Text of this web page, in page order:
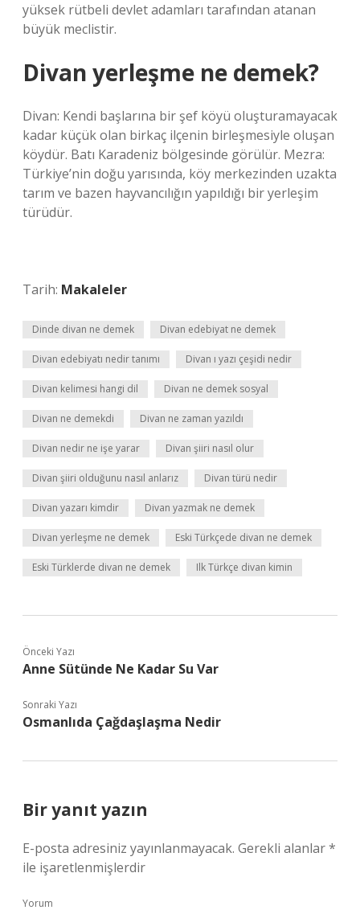
yüksek rütbeli devlet adamları tarafından atanan
büyük meclistir.
Divan yerleşme ne demek?
Divan: Kendi başlarına bir şef köyü oluşturamayacak
kadar küçük olan birkaç ilçenin birleşmesiyle oluşan
köydür. Batı Karadeniz bölgesinde görülür. Mezra:
Türkiye’nin doğu yarısında, köy merkezinden uzakta
tarım ve bazen hayvancılığın yapıldığı bir yerleşim
türüdür.
Tarih: Makaleler
Dinde divan ne demek Divan edebiyat ne demek
Divan edebiyatı nedir tanımı Divan ı yazı çeşidi nedir
Divan kelimesi hangi dil Divan ne demek sosyal
Divan ne demekdi Divan ne zaman yazıldı
Divan nedir ne işe yarar Divan şiiri nasıl olur
Divan şiiri olduğunu nasıl anlarız Divan türü nedir
Divan yazarı kimdir Divan yazmak ne demek
Divan yerleşme ne demek Eski Türkçede divan ne demek
Eski Türklerde divan ne demek Ilk Türkçe divan kimin
Önceki Yazı
Anne Sütünde Ne Kadar Su Var
Sonraki Yazı
Osmanlıda Çağdaşlaşma Nedir
Bir yanıt yazın
E-posta adresiniz yayınlanmayacak. Gerekli alanlar*
ile işaretlenmişlerdir
Yorum